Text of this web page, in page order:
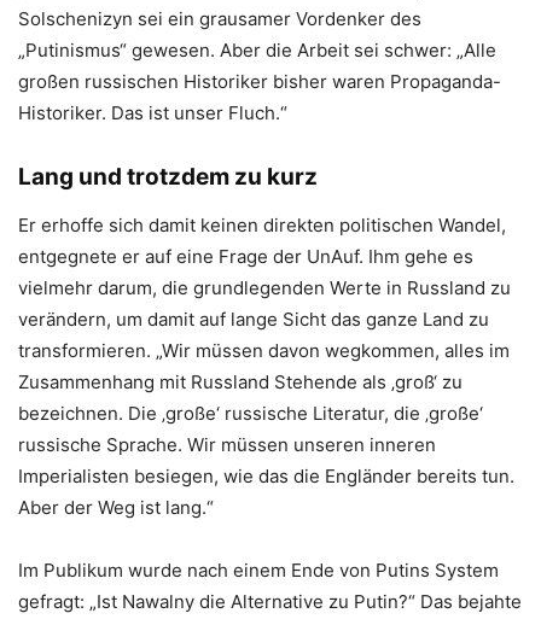
Solschenizyn sei ein grausamer Vordenker des
„Putinismus“ gewesen. Aber die Arbeit sei schwer: „Alle
großen russischen Historiker bisher waren Propaganda-
Historiker. Das ist unser Fluch.“
Lang und trotzdem zu kurz
Er erhoffe sich damit keinen direkten politischen Wandel,
entgegnete er auf eine Frage der UnAuf. Ihm gehe es
vielmehr darum, die grundlegenden Werte in Russland zu
verändern, um damit auf lange Sicht das ganze Land zu
transformieren. „Wir müssen davon wegkommen, alles im
Zusammenhang mit Russland Stehende als ‚groß‘ zu
bezeichnen. Die ‚große‘ russische Literatur, die ‚große‘
russische Sprache. Wir müssen unseren inneren
Imperialisten besiegen, wie das die Engländer bereits tun.
Aber der Weg ist lang.“
Im Publikum wurde nach einem Ende von Putins System
gefragt: „Ist Nawalny die Alternative zu Putin?“ Das bejahte